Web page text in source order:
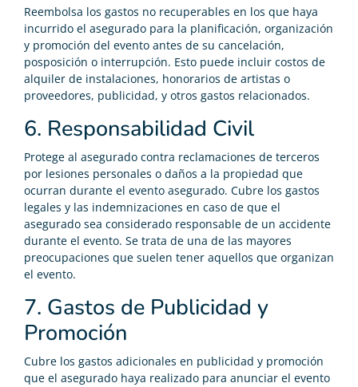
Reembolsa los gastos no recuperables en los que haya
incurrido el asegurado para la planificación, organización
y promoción del evento antes de su cancelación,
posposición o interrupción. Esto puede incluir costos de
alquiler de instalaciones, honorarios de artistas o
proveedores, publicidad, y otros gastos relacionados.
6. Responsabilidad Civil
Protege al asegurado contra reclamaciones de terceros
por lesiones personales o daños a la propiedad que
ocurran durante el evento asegurado. Cubre los gastos
legales y las indemnizaciones en caso de que el
asegurado sea considerado responsable de un accidente
durante el evento. Se trata de una de las mayores
preocupaciones que suelen tener aquellos que organizan
el evento.
7. Gastos de Publicidad y
Promoción
Cubre los gastos adicionales en publicidad y promoción
que el asegurado haya realizado para anunciar el evento